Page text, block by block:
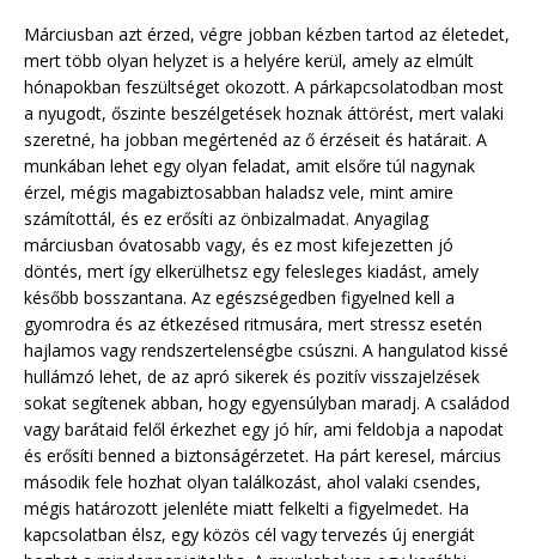
Márciusban azt érzed, végre jobban kézben tartod az életedet,
mert több olyan helyzet is a helyére kerül, amely az elmúlt
hónapokban feszültséget okozott. A párkapcsolatodban most
a nyugodt, őszinte beszélgetések hoznak áttörést, mert valaki
szeretné, ha jobban megértenéd az ő érzéseit és határait. A
munkában lehet egy olyan feladat, amit elsőre túl nagynak
érzel, mégis magabiztosabban haladsz vele, mint amire
számítottál, és ez erősíti az önbizalmadat. Anyagilag
márciusban óvatosabb vagy, és ez most kifejezetten jó
döntés, mert így elkerülhetsz egy felesleges kiadást, amely
később bosszantana. Az egészségedben figyelned kell a
gyomrodra és az étkezésed ritmusára, mert stressz esetén
hajlamos vagy rendszertelenségbe csúszni. A hangulatod kissé
hullámzó lehet, de az apró sikerek és pozitív visszajelzések
sokat segítenek abban, hogy egyensúlyban maradj. A családod
vagy barátaid felől érkezhet egy jó hír, ami feldobja a napodat
és erősíti benned a biztonságérzetet. Ha párt keresel, március
második fele hozhat olyan találkozást, ahol valaki csendes,
mégis határozott jelenléte miatt felkelti a figyelmedet. Ha
kapcsolatban élsz, egy közös cél vagy tervezés új energiát